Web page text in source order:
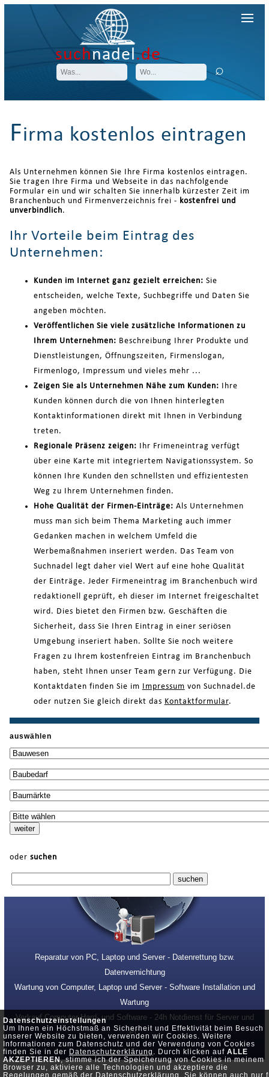
Datenschutzeinstellungen
Um Ihnen ein Höchstmaß an Sicherheit und Effektivität beim Besuch
unserer Website zu bieten, verwenden wir Cookies. Weitere
Informationen zum Datenschutz und der Verwendung von Cookies
finden Sie in der Datenschutzerklärung . Durch klicken auf ALLE
AKZEPTIEREN, stimme ich der Speicherung von Cookies in meinem
Browser zu, aktiviere alle Technologien und akzeptiere die
Regelungen gemäß der Datenschutzerklärung. Sie können auch nur
suchnadel.de
Firma kostenlos eintragen
Als Unternehmen können Sie Ihre Firma kostenlos eintragen.
Sie tragen Ihre Firma und Webseite in das nachfolgende
Formular ein und wir schalten Sie innerhalb kürzester Zeit im
Branchenbuch und Firmenverzeichnis frei - kostenfrei und
unverbindlich.
Ihr Vorteile beim Eintrag des
Unternehmen:
Kunden im Internet ganz gezielt erreichen: Sie
entscheiden, welche Texte, Suchbegriffe und Daten Sie
angeben möchten.
Veröffentlichen Sie viele zusätzliche Informationen zu
Ihrem Unternehmen: Beschreibung Ihrer Produkte und
Dienstleistungen, Öffnungszeiten, Firmenslogan,
Firmenlogo, Impressum und vieles mehr ...
Zeigen Sie als Unternehmen Nähe zum Kunden: Ihre
Kunden können durch die von Ihnen hinterlegten
Kontaktinformationen direkt mit Ihnen in Verbindung
treten.
Regionale Präsenz zeigen: Ihr Frimeneintrag verfügt
über eine Karte mit integriertem Navigationssystem. So
können Ihre Kunden den schnellsten und effizientesten
Weg zu Ihrem Unternehmen finden.
Hohe Qualität der Firmen-Einträge: Als Unternehmen
muss man sich beim Thema Marketing auch immer
Gedanken machen in welchem Umfeld die
Werbemaßnahmen inseriert werden. Das Team von
Suchnadel legt daher viel Wert auf eine hohe Qualität
der Einträge. Jeder Firmeneintrag im Branchenbuch wird
redaktionell geprüft, eh dieser im Internet freigeschaltet
wird. Dies bietet den Firmen bzw. Geschäften die
Sicherheit, dass Sie Ihren Eintrag in einer seriösen
Umgebung inseriert haben. Sollte Sie noch weitere
Fragen zu Ihrem kostenfreien Eintrag im Branchenbuch
haben, steht Ihnen unser Team gern zur Verfügung. Die
Kontaktdaten finden Sie im
Impressum von Suchnadel.de
oder nutzen Sie gleich direkt das Kontaktformular.
auswählen
oder suchen
Reparatur von PC, Laptop und Server - Datenrettung bzw.
Datenvernichtung
Wartung von Computer, Laptop und Server - Software Installation und
Wartung
Verkauf Computer Hard- und Software - 24h Notdienst für Server und
PC